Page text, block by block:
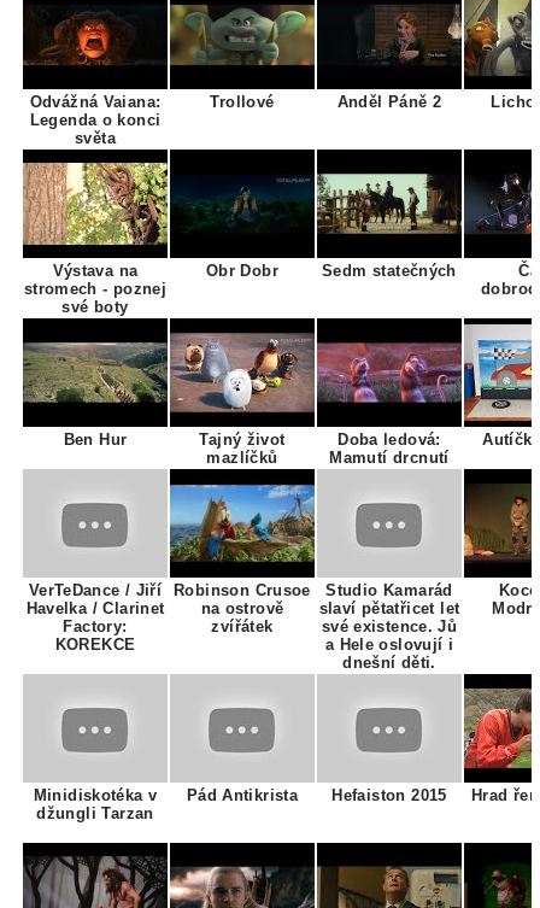
Odvážná Vaiana:
Legenda o konci
světa
Trollové Anděl Páně 2
Výstava na
stromech - poznej
své boty
Obr Dobr Sedm statečných
Ben Hur
Tajný život
mazlíčků
Doba ledová:
Mamutí drcnutí
VerTeDance / Jiří
Havelka / Clarinet
Factory:
KOREKCE
Robinson Crusoe
na ostrově
zvířátek
Studio Kamarád
slaví pětatřicet let
své existence. Jů
a Hele oslovují i
dnešní děti.
Minidiskotéka v
džungli Tarzan
Pád Antikrista Hefaiston 2015 Hrad